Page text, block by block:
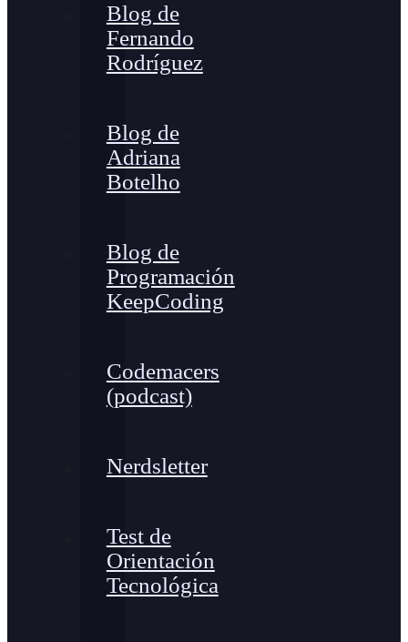
Blog de
Fernando
Rodríguez
Blog de
Adriana
Botelho
Blog de
Programación
KeepCoding
Codemacers
(podcast)
Nerdsletter
Test de
Orientación
Tecnológica